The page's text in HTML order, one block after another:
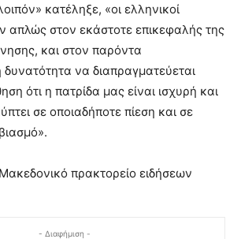
κατέληξε, «οι ελληνικοί
απλώς στον εκάστοτε επικεφαλής της
και στον παρόντα
να διαπραγματεύεται
ότι η πατρίδα μας είναι ισχυρή και
σε οποιαδήποτε πίεση και σε
πρακτορείο ειδήσεων
- Διαφήμιση -